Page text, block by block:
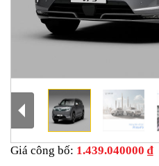
Giá công bố: 1.439.040000 ₫